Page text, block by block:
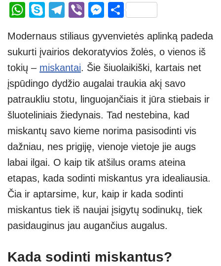
W
at
s
A
p
p
S
p
e
T
e
gr
a
m
Vi
er
M
ss
e
n
g
er
S
ar
e
Modernaus stiliaus gyvenvietės aplinką padeda
sukurti įvairios dekoratyvios žolės, o vienos iš
tokių – miskantai. Šie šiuolaikiški, kartais net
įspūdingo dydžio augalai traukia akį savo
patraukliu stotu, linguojančiais it jūra stiebais ir
šluoteliniais žiedynais. Tad nestebina, kad
miskantų savo kieme norima pasisodinti vis
dažniau, nes prigiję, vienoje vietoje jie augs
labai ilgai. O kaip tik atšilus orams ateina
etapas, kada sodinti miskantus yra idealiausia.
Čia ir aptarsime, kur, kaip ir kada sodinti
miskantus tiek iš naujai įsigytų sodinukų, tiek
pasidauginus jau augančius augalus.
Kada sodinti miskantus?